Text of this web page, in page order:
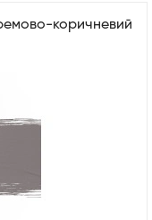
коричневий